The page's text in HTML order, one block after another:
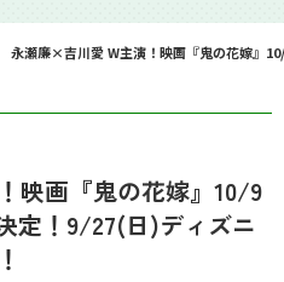
永瀬廉×吉川愛 W主演！映画『鬼の花嫁』
映画『鬼の花嫁』10/9
定！9/27(日)ディズニ